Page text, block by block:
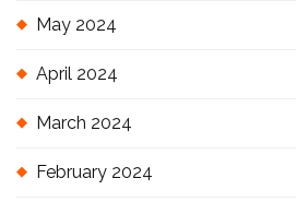
May 2024
April 2024
March 2024
February 2024